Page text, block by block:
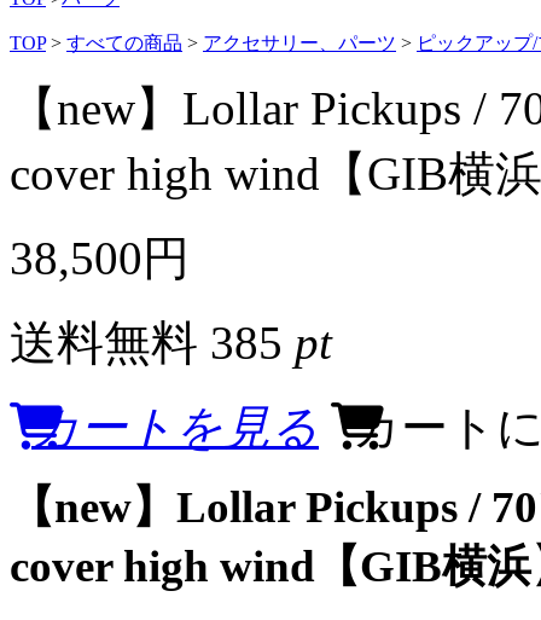
TOP > すべての商品 > アクセサリー、パーツ > ピックアップ
【new】Lollar Pickups /
cover high wind【GIB横
38,500円
送料無料 385 pt
カートを見る
カート
【new】Lollar Pickups /
cover high wind【GIB横